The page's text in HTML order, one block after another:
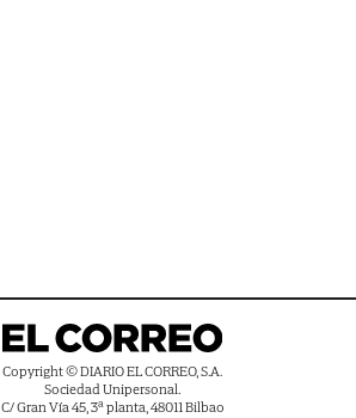
Copyright © DIARIO EL CORREO, S.A.
Sociedad Unipersonal.
C/ Gran Vía 45, 3ª planta, 48011 Bilbao